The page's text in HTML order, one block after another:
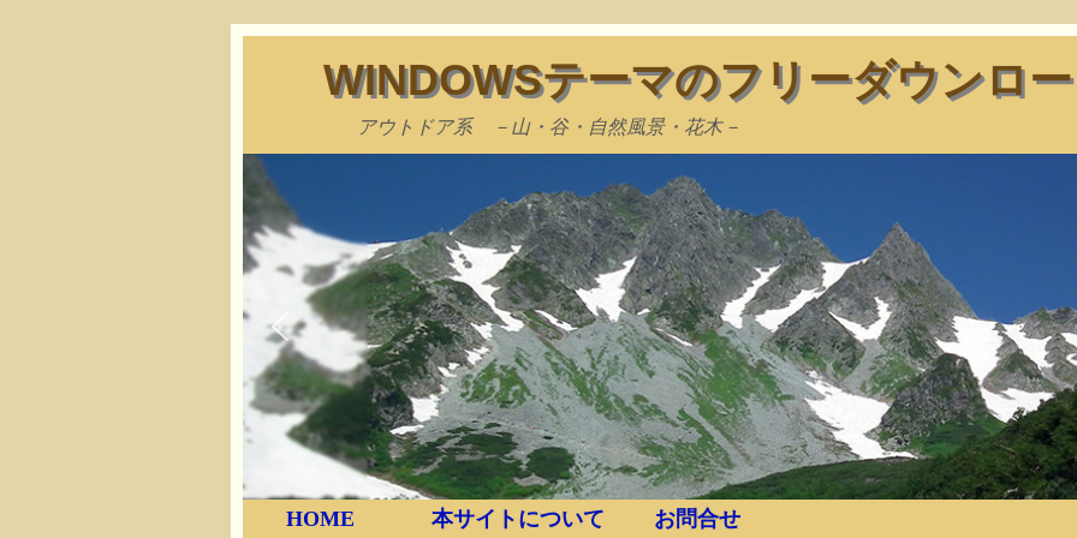
WINDOWSテーマのフリーダウンロ
アウトドア系 －山・谷・自然風景・花木－
HOME 本サイトについて お問合せ